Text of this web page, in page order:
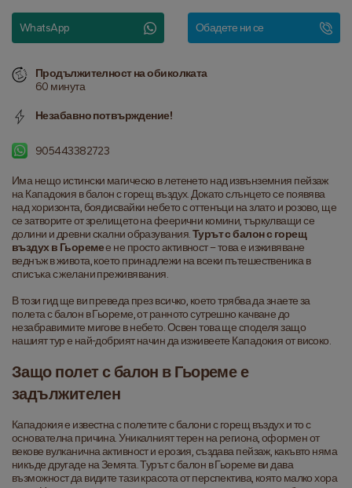
Има нещо истински магическо в летенето над извънземния пейзаж
на Кападокия в балон с горещ въздух. Докато слънцето се появява
над хоризонта, боядисвайки небето с оттенъци на злато и розово, ще
се затворите от зрелището на феерични комини, търкулващи се
долини и древни скални образувания. Турът с балон с горещ
въздух в Гьореме е не просто активност – това е изживяване
веднъж в живота, което принадлежи на всеки пътешественика в
списъка с желани преживявания.
В този гид ще ви преведа през всичко, което трябва да знаете за
полета с балон в Гьореме, от ранното сутрешно качване до
незабравимите мигове в небето. Освен това ще споделя защо
нашият тур е най-добрият начин да изживеете Кападокия от високо.
Защо полет с балон в Гьореме е
задължителен
Кападокия е известна с полетите с балони с горещ въздух и то с
основателна причина. Уникалният терен на региона, оформен от
векове вулканична активност и ерозия, създава пейзаж, какъвто няма
никъде другаде на Земята. Турът с балон в Гьореме ви дава
възможност да видите тази красота от перспектива, която малко хора
WhatsApp Обадете ни се
Продължителност на обиколката
60 минута
Незабавно потвърждение!
905443382723